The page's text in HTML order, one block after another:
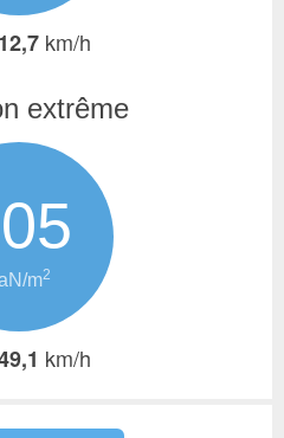
km/h
extrême
m2
km/h